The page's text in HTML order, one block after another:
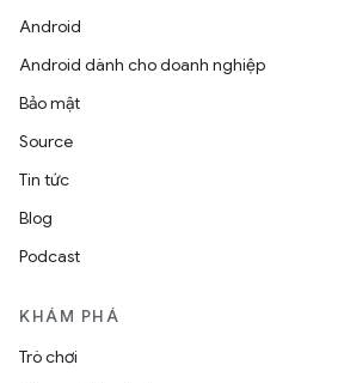
Android
Android dành cho doanh nghiệp
Bảo mật
Source
Tin tức
Blog
Podcast
KHÁM PHÁ
Trò chơi